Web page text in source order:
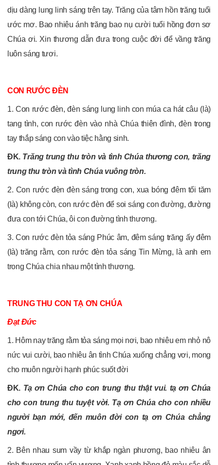
dịu dàng lung linh sáng trên tay. Trăng của tâm hồn trăng tuổi
ước mơ. Bao nhiêu ánh trăng bao nụ cười tuổi hồng đơn sơ
Chúa ơi. Xin thương dẫn đưa trong cuộc đời để vầng trăng
luôn sáng tươi.
CON RƯỚC ĐÈN
1. Con rước đèn, đèn sáng lung linh con múa ca hát câu (là)
tang tình, con rước đèn vào nhà Chúa thiên đình, đèn trong
tay thắp sáng con vào tiệc hằng sinh.
ĐK. Trăng trung thu tròn và tình Chúa thương con, trăng
trung thu tròn và tình Chúa vuông tròn.
2. Con rước đèn đèn sáng trong con, xua bóng đêm tối tăm
(là) không còn, con rước đèn để soi sáng con đường, đường
đưa con tới Chúa, ôi con đường tình thương.
3. Con rước đèn tỏa sáng Phúc âm, đêm sáng trăng ấy đêm
(là) trăng rằm, con rước đèn tỏa sáng Tin Mừng, là anh em
trong Chúa chia nhau một tình thương.
TRUNG THU CON TẠ ƠN CHÚA
Đạt Đức
1. Hôm nay trăng rằm tỏa sáng mọi nơi, bao nhiêu em nhỏ nô
nức vui cười, bao nhiêu ân tình Chúa xuống chẳng vơi, mong
cho muôn người hạnh phúc suốt đời
ĐK. Tạ ơn Chúa cho con trung thu thật vui. tạ ơn Chúa
cho con trung thu tuyệt vời. Tạ ơn Chúa cho con nhiều
người bạn mới, đến muôn đời con tạ ơn Chúa chẳng
ngơi.
2. Bên nhau sum vầy từ khắp ngàn phương, bao nhiêu ân